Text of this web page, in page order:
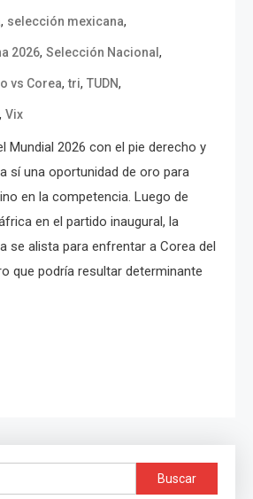
, selección mexicana,
2026, Selección Nacional ,
vs Corea,tri, TUDN,
, Vix
Mundial 2026 con el pie derecho y
sí una oportunidad de oro para
en la competencia. Luego de
en el partido inaugural, la
se alista para enfrentar a Corea del
que podría resultar determinante
Buscar: